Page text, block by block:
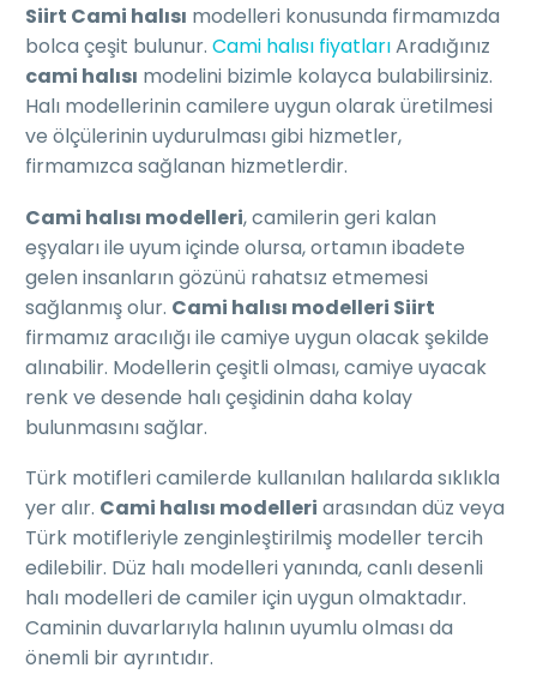
Siirt Cami halısı modelleri konusunda firmamızda
bolca çeşit bulunur. Cami halısı fiyatlarıAradığınız
cami halısı modelini bizimle kolayca bulabilirsiniz.
Halı modellerinin camilere uygun olarak üretilmesi
ve ölçülerinin uydurulması gibi hizmetler,
firmamızca sağlanan hizmetlerdir.
Cami halısı modelleri, camilerin geri kalan
eşyaları ile uyum içinde olursa, ortamın ibadete
gelen insanların gözünü rahatsız etmemesi
sağlanmış olur. Cami halısı modelleri Siirt
firmamız aracılığı ile camiye uygun olacak şekilde
alınabilir. Modellerin çeşitli olması, camiye uyacak
renk ve desende halı çeşidinin daha kolay
bulunmasını sağlar.
Türk motifleri camilerde kullanılan halılarda sıklıkla
yer alır. Cami halısı modelleri arasından düz veya
Türk motifleriyle zenginleştirilmiş modeller tercih
edilebilir. Düz halı modelleri yanında, canlı desenli
halı modelleri de camiler için uygun olmaktadır.
Caminin duvarlarıyla halının uyumlu olması da
önemli bir ayrıntıdır.